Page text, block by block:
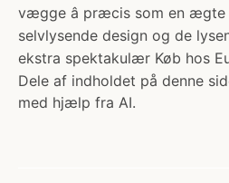
vægge â præcis som en
selvlysende design og de
ekstra spektakulær Køb hos
Dele af indholdet på denne
med hjælp fra AI.